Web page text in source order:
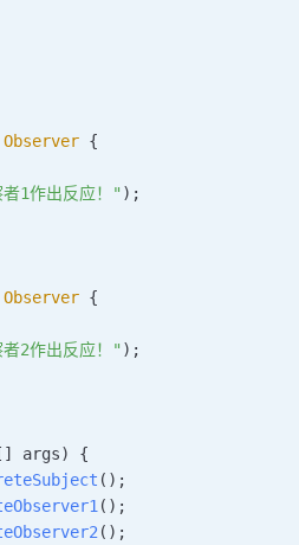
Observer {
1作出反应！" );
Observer {
2作出反应！" );
[] args)
{
();
();
();